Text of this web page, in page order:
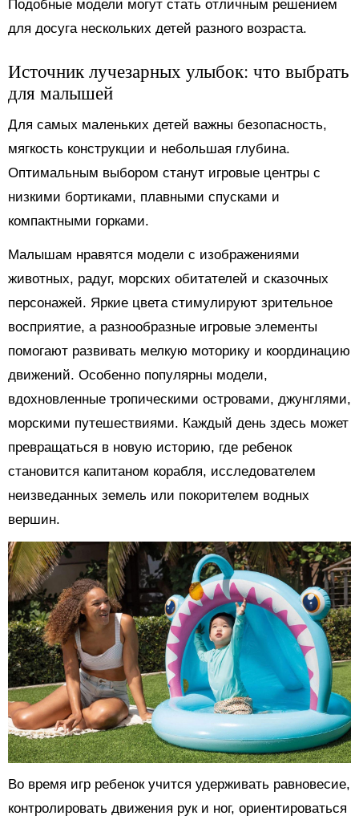
Подобные модели могут стать отличным решением
для досуга нескольких детей разного возраста.
Источник лучезарных улыбок: что выбрать
для малышей
Для самых маленьких детей важны безопасность,
мягкость конструкции и небольшая глубина.
Оптимальным выбором станут игровые центры с
низкими бортиками, плавными спусками и
компактными горками.
Малышам нравятся модели с изображениями
животных, радуг, морских обитателей и сказочных
персонажей. Яркие цвета стимулируют зрительное
восприятие, а разнообразные игровые элементы
помогают развивать мелкую моторику и координацию
движений. Особенно популярны модели,
вдохновленные тропическими островами, джунглями,
морскими путешествиями. Каждый день здесь может
превращаться в новую историю, где ребенок
становится капитаном корабля, исследователем
неизведанных земель или покорителем водных
вершин.
Во время игр ребенок учится удерживать равновесие,
контролировать движения рук и ног, ориентироваться